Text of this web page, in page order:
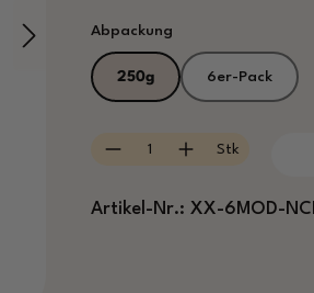
Abpackung
250g 6er-Pack
Produkt Anzahl:
Stk
Artikel-Nr.: XX-6MOD-